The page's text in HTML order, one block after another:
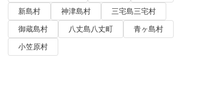
新島村
神津島村
三宅島三宅村
御蔵島村
八丈島八丈町
青ヶ島村
小笠原村